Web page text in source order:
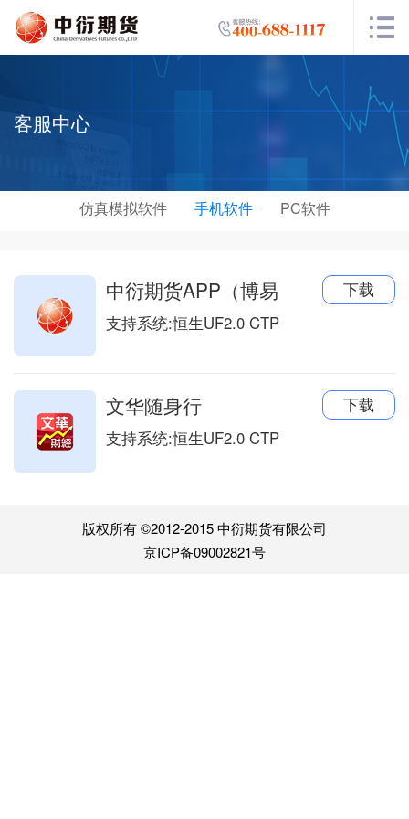
客服中心
仿真模拟软件 手机软件 PC软件
中衍期货APP（博易
下载
支持系统:恒生UF2.0 CTP
文华随身行
下载
支持系统:恒生UF2.0 CTP
版权所有 ©2012-2015 中衍期货有限公司
京ICP备09002821号